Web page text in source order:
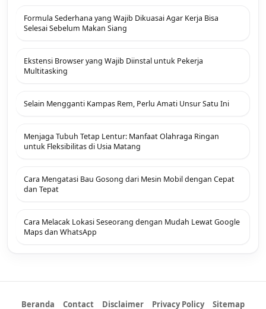
Formula Sederhana yang Wajib Dikuasai Agar Kerja Bisa
Selesai Sebelum Makan Siang
Ekstensi Browser yang Wajib Diinstal untuk Pekerja
Multitasking
Selain Mengganti Kampas Rem, Perlu Amati Unsur Satu Ini
Menjaga Tubuh Tetap Lentur: Manfaat Olahraga Ringan
untuk Fleksibilitas di Usia Matang
Cara Mengatasi Bau Gosong dari Mesin Mobil dengan Cepat
dan Tepat
Cara Melacak Lokasi Seseorang dengan Mudah Lewat Google
Maps dan WhatsApp
Beranda Contact Disclaimer Privacy Policy Sitemap